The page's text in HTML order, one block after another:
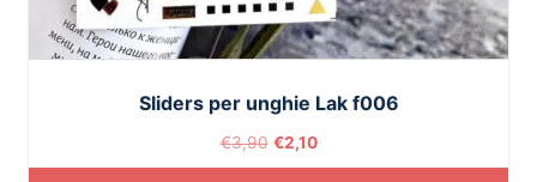
Sliders per unghie Lak f006
€3,90 €2,10